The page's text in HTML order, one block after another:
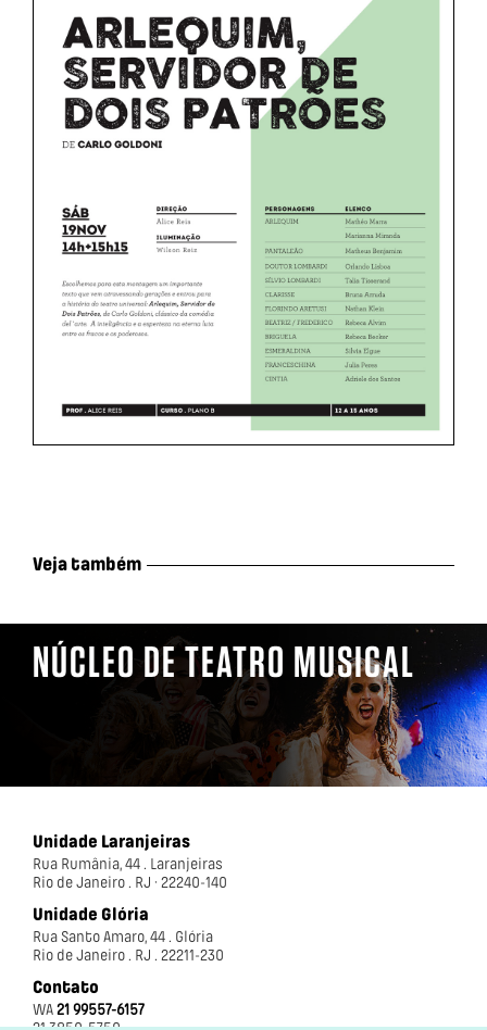
Veja também
NÚCLEO DE TEATRO MUSICAL
Unidade Laranjeiras
Rua Rumânia, 44 . Laranjeiras
Rio de Janeiro . RJ · 22240-140
Unidade Glória
Rua Santo Amaro, 44 . Glória
Rio de Janeiro . RJ . 22211-230
Contato
WA 21 99557-6157